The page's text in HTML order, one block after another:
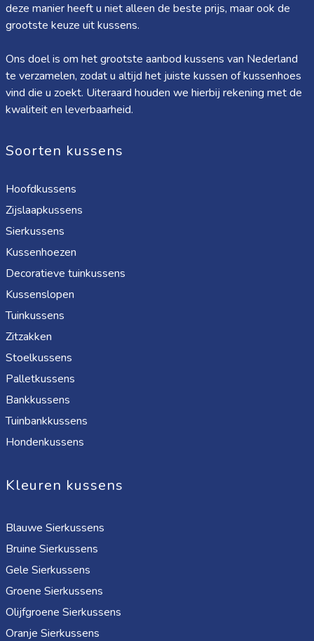
deze manier heeft u niet alleen de beste prijs, maar ook de
grootste keuze uit kussens.
Ons doel is om het grootste aanbod kussens van Nederland
te verzamelen, zodat u altijd het juiste kussen of kussenhoes
vind die u zoekt. Uiteraard houden we hierbij rekening met de
kwaliteit en leverbaarheid.
Soorten kussens
Hoofdkussens
Zijslaapkussens
Sierkussens
Kussenhoezen
Decoratieve tuinkussens
Kussenslopen
Tuinkussens
Zitzakken
Stoelkussens
Palletkussens
Bankkussens
Tuinbankkussens
Hondenkussens
Kleuren kussens
Blauwe Sierkussens
Bruine Sierkussens
Gele Sierkussens
Groene Sierkussens
Olijfgroene Sierkussens
Oranje Sierkussens